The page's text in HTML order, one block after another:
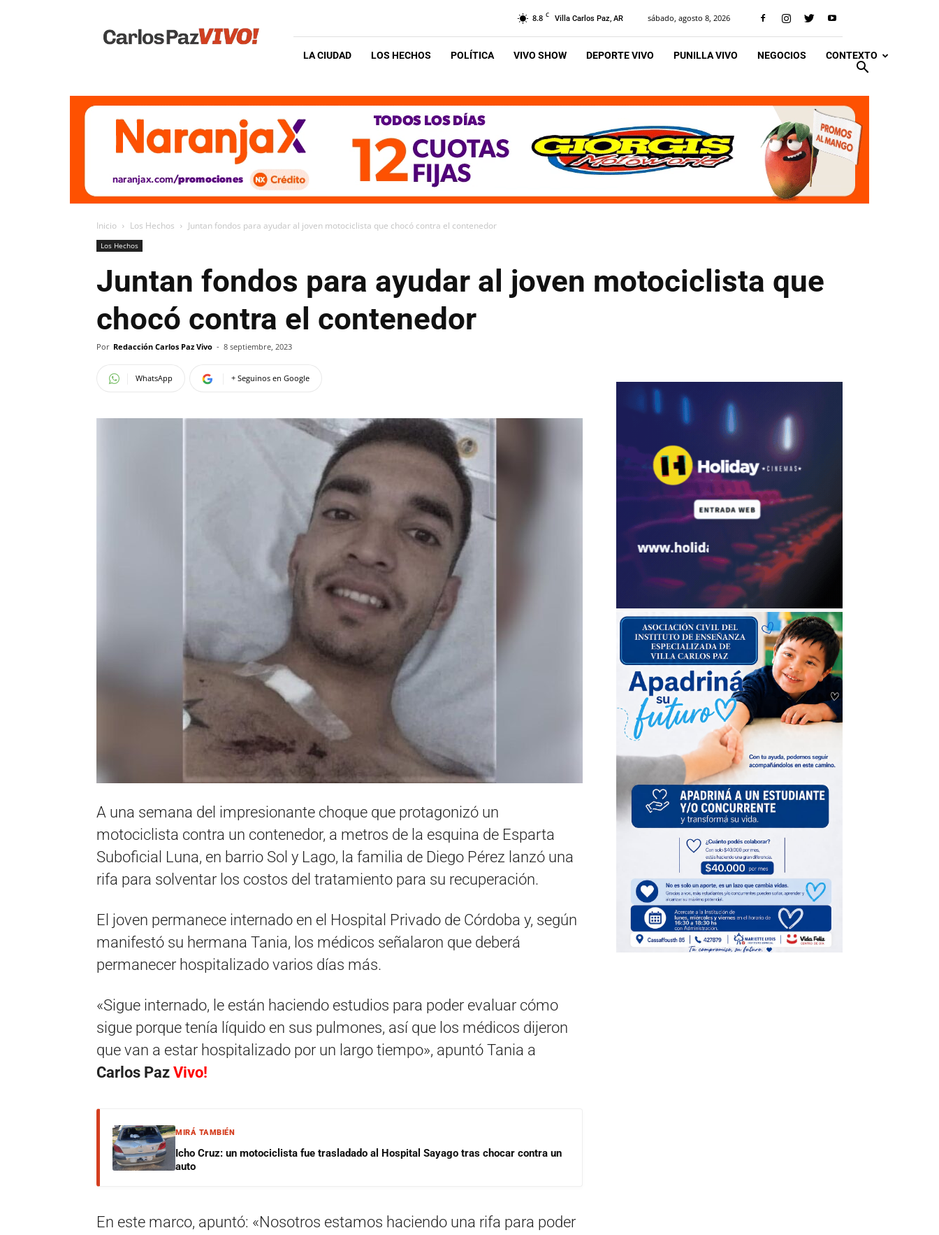
Vivo
8.8 C Villa Carlos Paz, AR sábado, agosto 8, 2026
LA CIUDAD LOS HECHOS POLÍTICA VIVO SHOW DEPORTE VIVO PUNILLA VIVO NEGOCIOS CONTEXTO
Inicio Los Hechos Juntan fondos para ayudar al joven motociclista que chocó contra el contenedor
Los Hechos
Juntan fondos para ayudar al joven motociclista que
chocó contra el contenedor
Por Redacción Carlos Paz Vivo - 8 septiembre, 2023
WhatsApp + Seguinos en Google
A una semana del impresionante choque que protagonizó un
motociclista contra un contenedor, a metros de la esquina de Esparta
Suboficial Luna, en barrio Sol y Lago, la familia de Diego Pérez lanzó una
rifa para solventar los costos del tratamiento para su recuperación.
El joven permanece internado en el Hospital Privado de Córdoba y, según
manifestó su hermana Tania, los médicos señalaron que deberá
permanecer hospitalizado varios días más.
«Sigue internado, le están haciendo estudios para poder evaluar cómo
sigue porque tenía líquido en sus pulmones, así que los médicos dijeron
que van a estar hospitalizado por un largo tiempo», apuntó Tania a
Carlos Paz Vivo!
MIRÁ TAMBIÉN
Icho Cruz: un motociclista fue trasladado al Hospital Sayago tras chocar contra un
auto
En este marco, apuntó: «Nosotros estamos haciendo una rifa para poder